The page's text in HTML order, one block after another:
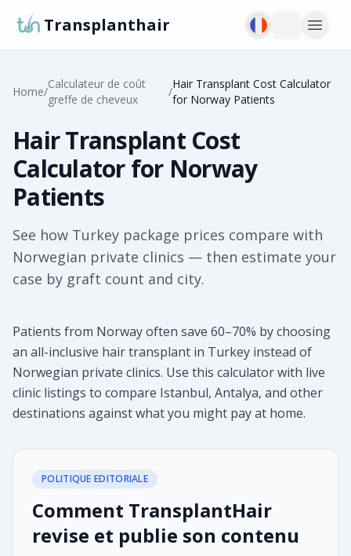
Transplanthair
Home/
Calculateur de coût
greffe de cheveux
/
Hair Transplant Cost Calculator
for Norway Patients
Hair Transplant Cost
Calculator for Norway
Patients
See how Turkey package prices compare with
Norwegian private clinics — then estimate your
case by graft count and city.
Patients from Norway often save 60–70% by choosing
an all-inclusive hair transplant in Turkey instead of
Norwegian private clinics. Use this calculator with live
clinic listings to compare Istanbul, Antalya, and other
destinations against what you might pay at home.
POLITIQUE EDITORIALE
Comment TransplantHair
revise et publie son contenu